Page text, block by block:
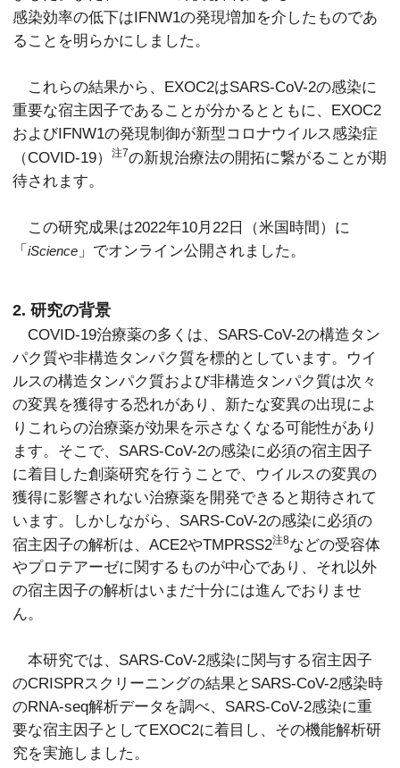
感染効率の低下はIFNW1の発現増加を介したものであ
ることを明らかにしました。
これらの結果から、EXOC2はSARS-CoV-2の感染に
重要な宿主因子であることが分かるとともに、EXOC2
およびIFNW1の発現制御が新型コロナウイルス感染症
（COVID-19）注7の新規治療法の開拓に繋がることが期
待されます。
この研究成果は2022年10月22日（米国時間）に
「iScience 」でオンライン公開されました。
2. 研究の背景
COVID-19治療薬の多くは、SARS-CoV-2の構造タン
パク質や非構造タンパク質を標的としています。ウイ
ルスの構造タンパク質および非構造タンパク質は次々
の変異を獲得する恐れがあり、新たな変異の出現によ
りこれらの治療薬が効果を示さなくなる可能性があり
ます。そこで、SARS-CoV-2の感染に必須の宿主因子
に着目した創薬研究を行うことで、ウイルスの変異の
獲得に影響されない治療薬を開発できると期待されて
います。しかしながら、SARS-CoV-2の感染に必須の
宿主因子の解析は、ACE2やTMPRSS2注8などの受容体
やプロテアーゼに関するものが中心であり、それ以外
の宿主因子の解析はいまだ十分には進んでおりませ
ん。
本研究では、SARS-CoV-2感染に関与する宿主因子
のCRISPRスクリーニングの結果とSARS-CoV-2感染時
のRNA-seq解析データを調べ、SARS-CoV-2感染に重
要な宿主因子としてEXOC2に着目し、その機能解析研
究を実施しました。